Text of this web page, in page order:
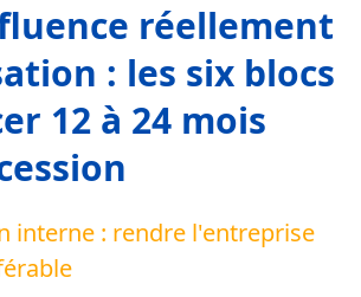
réellement
: les six blocs
12 à 24 mois
interne : rendre l'entreprise